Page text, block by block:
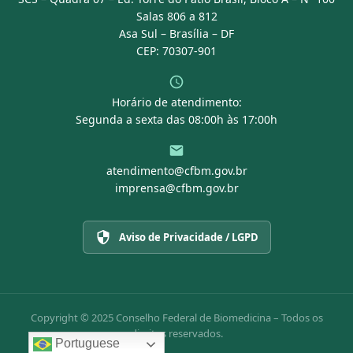
Portal Transparência
Salas 806 a 812
Asa Sul – Brasília – DF
CEP: 70307-901
Horário de atendimento:
Segunda a sexta das 08:00h às 17:00h
atendimento@cfbm.gov.br
imprensa@cfbm.gov.br
Aviso de Privacidade / LGPD
Copyright © 2025 Conselho Federal de Biomedicina – Todos os
direitos reservados.
Portuguese